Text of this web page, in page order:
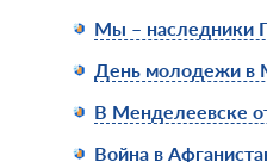
Мы – наследники
День молодежи в
В Менделеевске
Война в